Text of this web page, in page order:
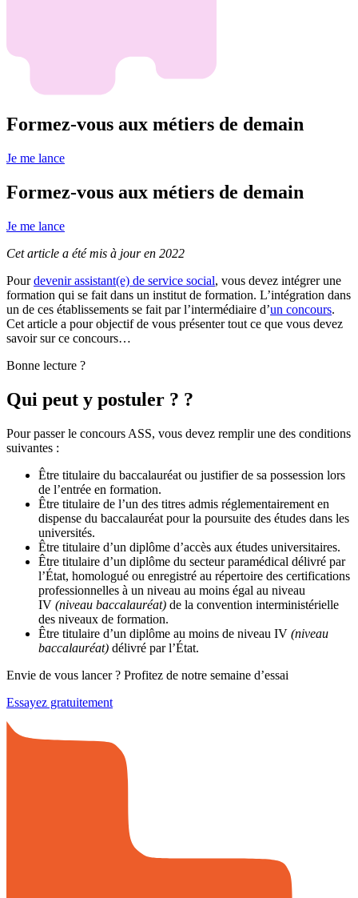
Formez-vous aux métiers de demain
Je me lance
Formez-vous aux métiers de demain
Je me lance
Cet article a été mis à jour en 2022
Pourdevenir assistant(e) de service social, vous devez intégrer une
formation qui se fait dans un institut de formation. L’intégration dans
un de ces établissements se fait par l’intermédiaire d’un concours.
Cet article a pour objectif de vous présenter tout ce que vous devez
savoir sur ce concours…
Bonne lecture ?
Qui peut y postuler ? ?
Pour passer le concours ASS, vous devez remplir une des conditions
suivantes :
Être titulaire du baccalauréat ou justifier de sa possession lors
de l’entrée en formation.
Être titulaire de l’un des titres admis réglementairement en
dispense du baccalauréat pour la poursuite des études dans les
universités.
Être titulaire d’un diplôme d’accès aux études universitaires.
Être titulaire d’un diplôme du secteur paramédical délivré par
l’État, homologué ou enregistré au répertoire des certifications
professionnelles à un niveau au moins égal au niveau
IV (niveau baccalauréat) de la convention interministérielle
des niveaux de formation.
Être titulaire d’un diplôme au moins de niveau IV (niveau
baccalauréat) délivré par l’État.
Envie de vous lancer ? Profitez de notre semaine d’essai
Essayez gratuitement